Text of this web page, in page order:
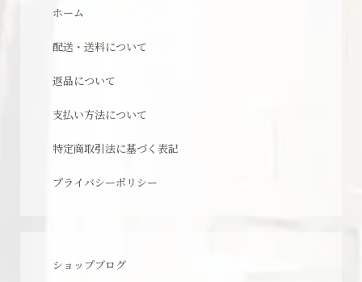
ホーム
配送・送料について
返品について
支払い方法について
特定商取引法に基づく表記
プライバシーポリシー
ショップブログ